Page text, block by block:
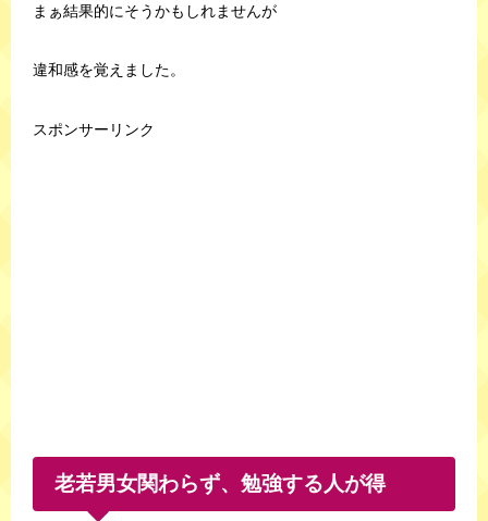
まぁ結果的にそうかもしれませんが
違和感を覚えました。
スポンサーリンク
老若男女関わらず、勉強する人が得